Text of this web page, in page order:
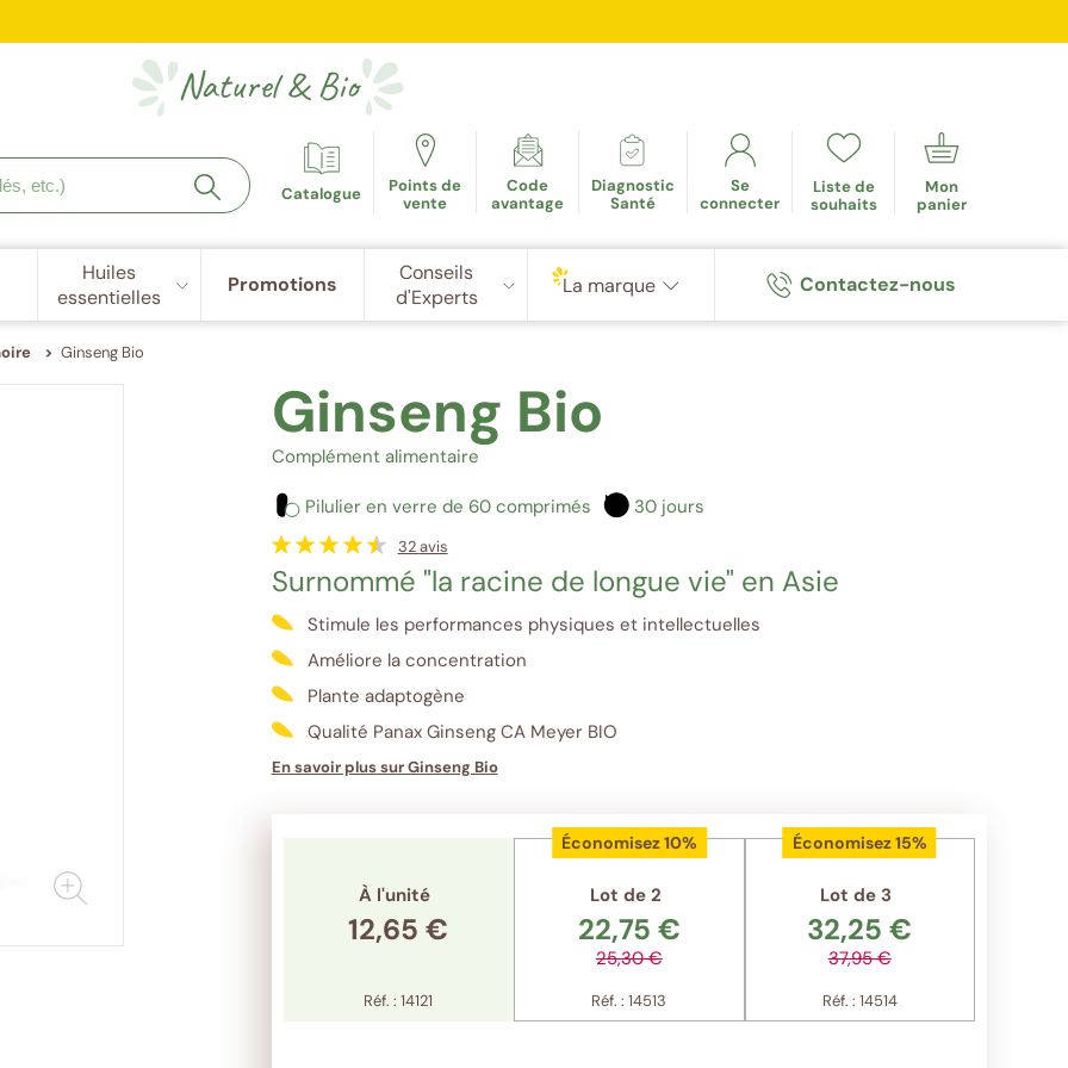
fidélité récompensée : 5€ de réduction dès 100 points cumulés
Naturel&Bio
Catalogue
Points de
vente
Code
avantage
Diagnostic
Santé
Se
connecter
Liste de
souhaits
Mon
panier
Huiles
essentielles
Promotions
Conseils
d'Experts
La marque Contactez-nous
Ginseng Bio
les
images
plus
Ginseng Bio
Complément alimentaire
Pilulier en verre de 60 comprimés 30 jours
32avis
Surnommé "la racine de longue vie" en Asie
Stimule les performances physiques et intellectuelles
Améliore la concentration
Plante adaptogène
Qualité Panax Ginseng CA Meyer BIO
En savoir plus sur Ginseng Bio
À l'unité
12,65 €
Réf. : 14121
Économisez 10%
Lot de 2
22,75 €
25,30 €
Réf. : 14513
Économisez 15%
Lot de 3
32,25 €
37,95 €
Réf. : 14514